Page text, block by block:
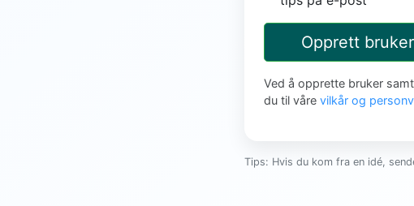
Opprett bruker
Ved å opprette bruker
du til våre vilkår og
Tips: Hvis du kom fra en idé,